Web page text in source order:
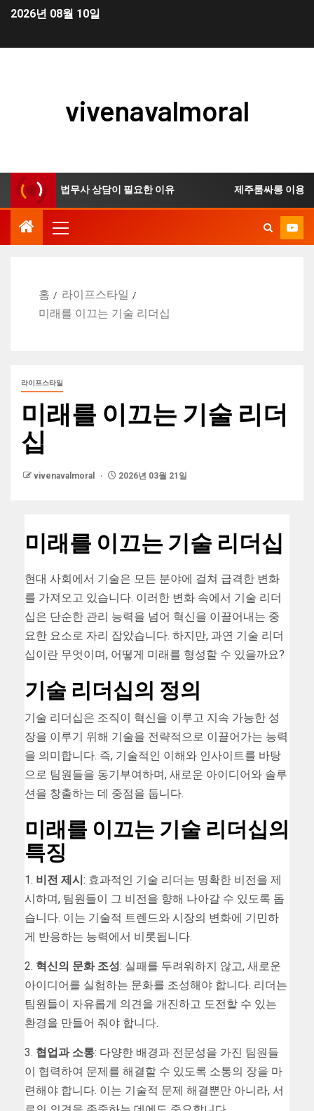
2026년 08월 10일
vivenavalmoral
신청 시 법무사 상담이 필요한 이유 제주룸싸롱 이용 전
홈
라이프스타일
미래를 이끄는 기술 리더십
라이프스타일
미래를 이끄는 기술 리더
십
vivenavalmoral 2026년 03월 21일
미래를 이끄는 기술 리더십
현대 사회에서 기술은 모든 분야에 걸쳐 급격한 변화
를 가져오고 있습니다. 이러한 변화 속에서 기술 리더
십은 단순한 관리 능력을 넘어 혁신을 이끌어내는 중
요한 요소로 자리 잡았습니다. 하지만, 과연 기술 리더
십이란 무엇이며, 어떻게 미래를 형성할 수 있을까요?
기술 리더십의 정의
기술 리더십은 조직이 혁신을 이루고 지속 가능한 성
장을 이루기 위해 기술을 전략적으로 이끌어가는 능력
을 의미합니다. 즉, 기술적인 이해와 인사이트를 바탕
으로 팀원들을 동기부여하며, 새로운 아이디어와 솔루
션을 창출하는 데 중점을 둡니다.
미래를 이끄는 기술 리더십의
특징
1. 비전 제시: 효과적인 기술 리더는 명확한 비전을 제
시하며, 팀원들이 그 비전을 향해 나아갈 수 있도록 돕
습니다. 이는 기술적 트렌드와 시장의 변화에 기민하
게 반응하는 능력에서 비롯됩니다.
2. 혁신의 문화 조성: 실패를 두려워하지 않고, 새로운
아이디어를 실험하는 문화를 조성해야 합니다. 리더는
팀원들이 자유롭게 의견을 개진하고 도전할 수 있는
환경을 만들어 줘야 합니다.
3. 협업과 소통: 다양한 배경과 전문성을 가진 팀원들
이 협력하여 문제를 해결할 수 있도록 소통의 장을 마
련해야 합니다. 이는 기술적 문제 해결뿐만 아니라, 서